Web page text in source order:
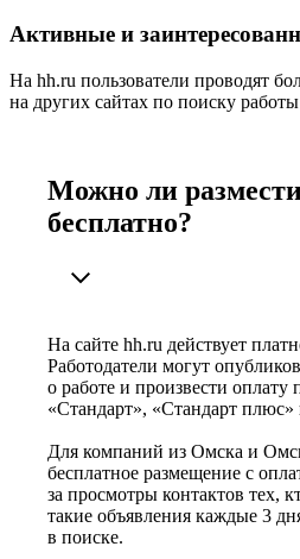
Активные и
На hh.ru пользователи проводят
на других сайтах по поиску
Можно ли
бесплатно?
На сайте hh.ru действует
Работодатели могут
о работе и произвести
«Стандарт», «Стандарт
Для компаний из Омска и
бесплатное размещение с
за просмотры контактов тех,
такие объявления каждые 3
в поиске.